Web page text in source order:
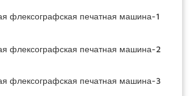
флексографская печатная машина-1
флексографская печатная машина-2
флексографская печатная машина-3